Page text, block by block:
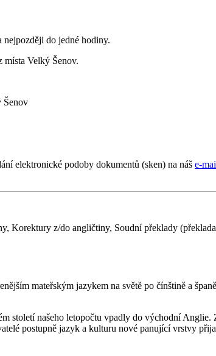
nejpozději do jedné hodiny.
místa Velký Šenov.
elektronické podoby dokumentů (sken) na náš e-
Korektury z/do angličtiny, Soudní překlady
mateřským jazykem na světě po čínštině a
století našeho letopočtu vpadly do východní Anglie.
postupně jazyk a kulturu nové panující vrstvy